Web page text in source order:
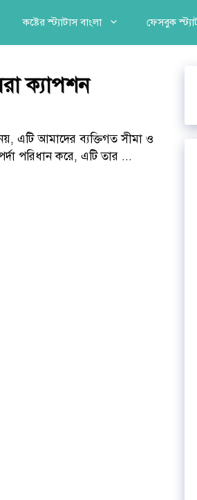
কষ্টের স্ট্যাটাস বাংলা ফেসবুক
ক্যাপশন
এটি আমাদের ব্যক্তিগত সীমা ও
পরিধান করে, এটি তার ...